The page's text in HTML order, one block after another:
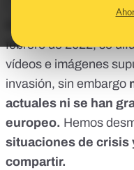
febrero de 2022, se
vídeos e imágenes
invasión, sin embargo
actuales ni se han
europeo. Hemos
situaciones de crisis
compartir.